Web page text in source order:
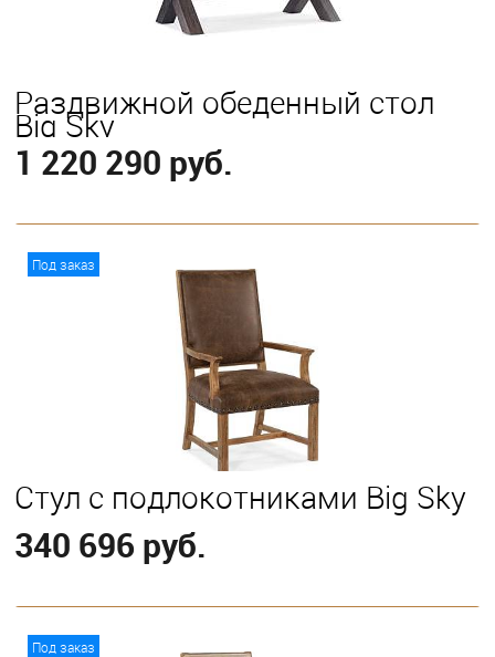
Раздвижной обеденный стол
Big Sky
1 220 290 руб.
Под заказ
Стул с подлокотниками Big Sky
340 696 руб.
Под заказ